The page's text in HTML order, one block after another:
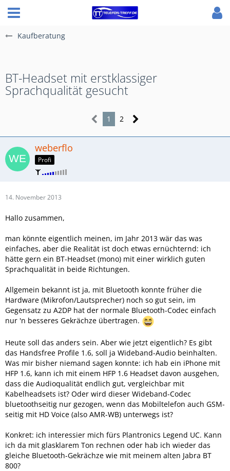
Kaufberatung
BT-Headset mit erstklassiger
Sprachqualität gesucht
1 2
weberflo
Profi
14. November 2013
Hallo zusammen,
man könnte eigentlich meinen, im Jahr 2013 wär das was
einfaches, aber die Realität ist doch etwas ernüchternd: ich
hätte gern ein BT-Headset (mono) mit einer wirklich guten
Sprachqualität in beide Richtungen.
Allgemein bekannt ist ja, mit Bluetooth konnte früher die
Hardware (Mikrofon/Lautsprecher) noch so gut sein, im
Gegensatz zu A2DP hat der normale Bluetooth-Codec einfach
nur 'n besseres Gekrächze übertragen.
Heute soll das anders sein. Aber wie jetzt eigentlich? Es gibt
das Handsfree Profile 1.6, soll ja Wideband-Audio beinhalten.
Was mir bisher niemand sagen konnte: ich hab ein iPhone mit
HFP 1.6, kann ich mit einem HFP 1.6 Headset davon ausgehen,
dass die Audioqualität endlich gut, vergleichbar mit
Kabelheadsets ist? Oder wird dieser Wideband-Codec
bluetoothseitig nur gezogen, wenn das Mobiltelefon auch GSM-
seitig mit HD Voice (also AMR-WB) unterwegs ist?
Konkret: ich interessier mich fürs Plantronics Legend UC. Kann
ich da mit glasklarem Ton rechnen oder hab ich wieder das
gleiche Bluetooth-Gekrächze wie mit meinem alten Jabra BT
800?